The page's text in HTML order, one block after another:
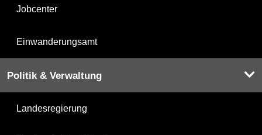
Jobcenter
Einwanderungsamt
Politik & Verwaltung
Landesregierung